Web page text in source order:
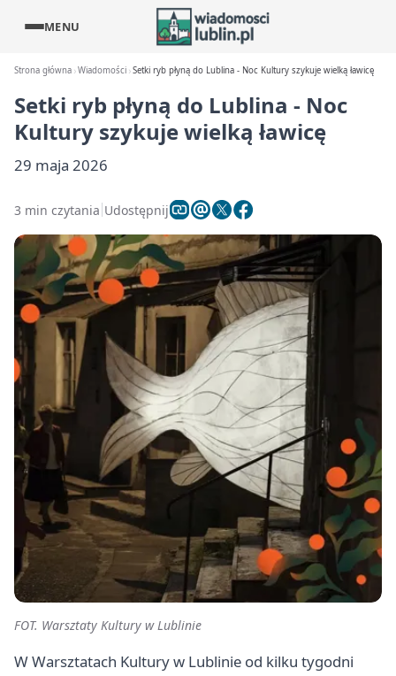
MENU
Strona główna Wiadomości Setki ryb płyną do Lublina - Noc Kultury szykuje wielką ławicę
Setki ryb płyną do Lublina - Noc
Kultury szykuje wielką ławicę
29 maja 2026
3 min czytania Udostępnij
FOT. Warsztaty Kultury w Lublinie
W Warsztatach Kultury w Lublinie od kilku tygodni